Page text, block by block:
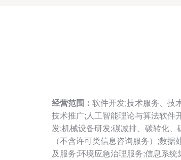
经营范围： 软件开发;技术服务、技
技术推广;人工智能理论与算法软件
发;机械设备研发;碳减排、碳转化
（不含许可类信息咨询服务）;数
及服务;环境应急治理服务;信息系